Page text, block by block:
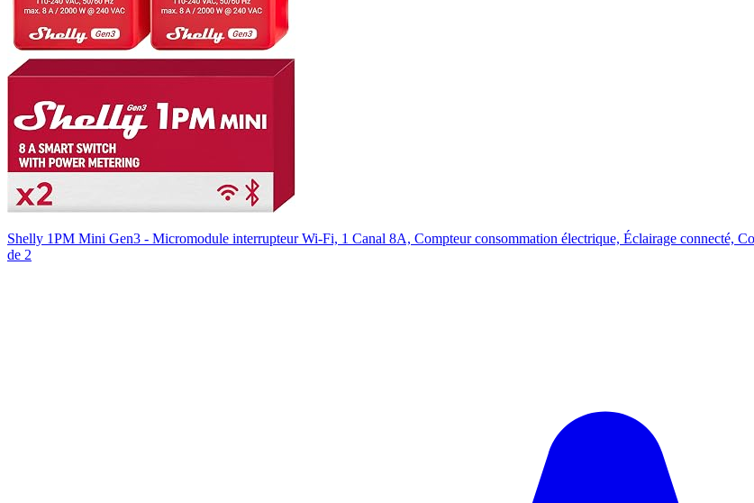
Shelly 1PM Mini Gen3 - Micromodule interrupteur Wi-Fi, 1 Canal 8A, Compteur consommation électrique, Éclairage connecté,
de 2